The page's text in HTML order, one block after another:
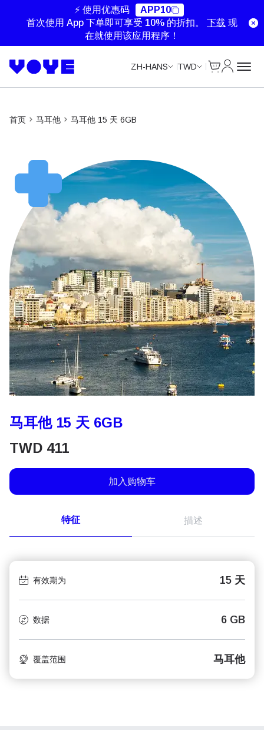
⚡ 使用优惠码
APP10
首次使用 App 下单即可享受 10% 的折扣。 下载 现
在就使用该应用程序！
ZH-HANS TWD
首页 马耳他 马耳他 15 天 6GB
马耳他 15 天 6GB
TWD 411
加入购物车
特征 描述
有效期为 15 天
数据 6 GB
覆盖范围 马耳他